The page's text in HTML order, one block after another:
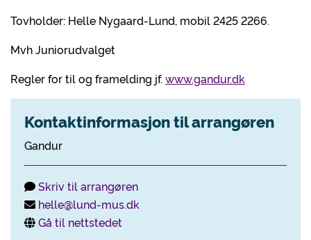
Tovholder: Helle Nygaard-Lund, mobil 2425 2266.
Mvh Juniorudvalget
Regler for til og framelding jf. www.gandur.dk
Kontaktinformasjon til arrangøren
Gandur
Skriv til arrangøren
helle@lund-mus.dk
Gå til nettstedet